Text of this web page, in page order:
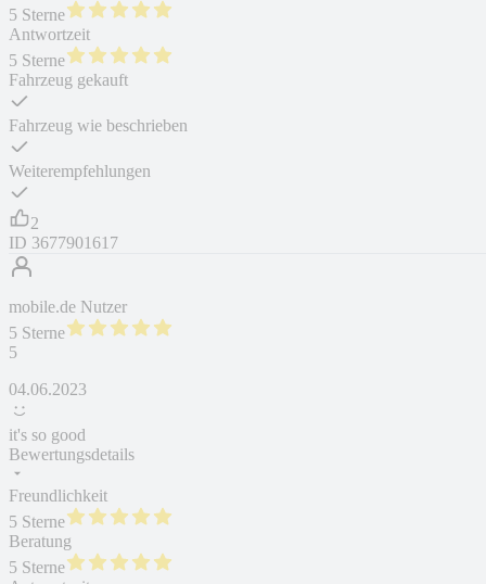
5 Sterne
Antwortzeit
5 Sterne
Fahrzeug gekauft
Fahrzeug wie beschrieben
Weiterempfehlungen
2
ID 3677901617
mobile.de Nutzer
5 Sterne
5
04.06.2023
it's so good
Bewertungsdetails
Freundlichkeit
5 Sterne
Beratung
5 Sterne